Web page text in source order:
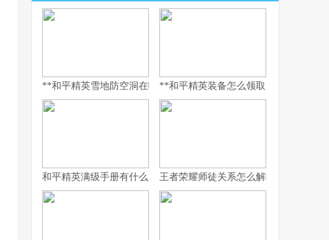
**和平精英雪地防空洞在哪里，副标题，冰封秘境与战术宝库探寻
**和平精英装备怎么领取，资深玩家
和平精英满级手册有什么用，解锁巅峰体验的多维钥匙
王者荣耀师徒关系怎么解除，游戏情谊